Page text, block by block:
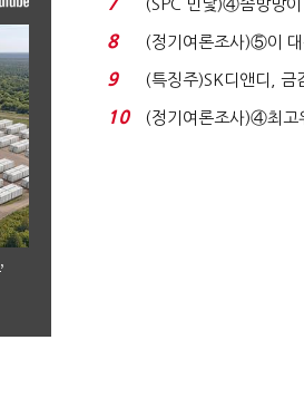
(SPC 민낯)④솜방망이
생법 위반 반복...
8
(정기여론조사)⑤이 대
7%…일주일 만에 ...
9
(특징주)SK디앤디, 금
장 초반 상한가...
10
(정기여론조사)④최고